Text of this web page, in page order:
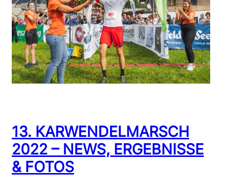
13. KARWENDELMARSCH
2022 – NEWS, ERGEBNISSE
& FOTOS